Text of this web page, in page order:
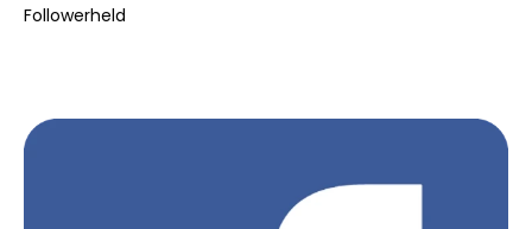
Followerheld